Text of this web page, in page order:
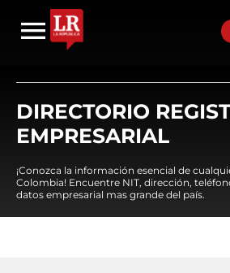
DIRECTORIO
EMPRESARIAL
¡Conozca la información esencial de
Colombia! Encuentre NIT, dirección,
datos empresarial mas grande del país.